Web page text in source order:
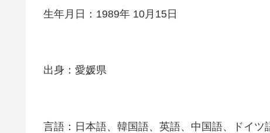
生年月日：1989年 10月15日
出身：愛媛県
言語：日本語、韓国語、英語、中国語、ドイツ